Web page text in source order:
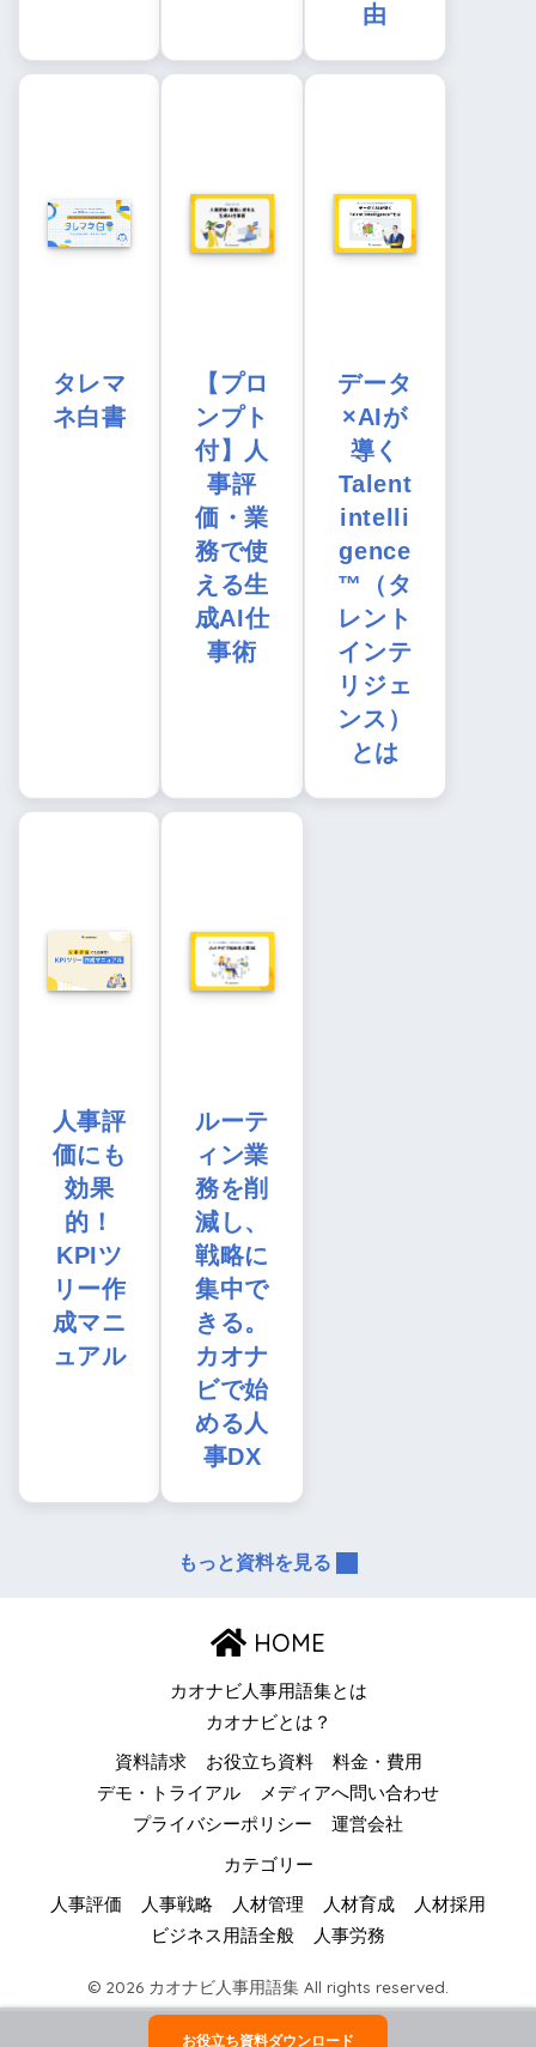
由
タレマ
ネ白書
【プロ
ンプト
付】人
事評
価・業
務で使
える生
成AI仕
事術
データ
×AIが
導く
Talent
intelli
gence
™（タ
レント
インテ
リジェ
ンス）
とは
人事評
価にも
効果
的！
KPIツ
リー作
成マニ
ュアル
ルーテ
ィン業
務を削
減し、
戦略に
集中で
きる。
カオナ
ビで始
める人
事DX
もっと資料を見る
HOME
カオナビ人事用語集とは
カオナビとは？
資料請求 お役立ち資料
料金・費用
デモ・トライアル
メディアへ問い合わせ
プライバシーポリシー
運営会社
カテゴリー
人事評価 人事戦略 人材管理 人材育成
人材採用
ビジネス用語全般
人事労務
© 2026 カオナビ人事用語集 All rights reserved.
お役立ち資料ダウンロード